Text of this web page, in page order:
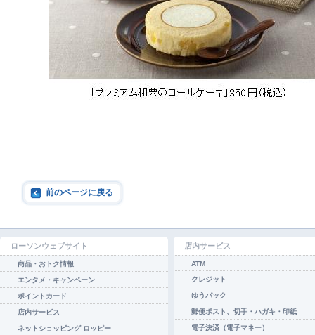
前のページに戻る
ローソンウェブサイト
商品・おトク情報
エンタメ・キャンペーン
ポイントカード
店内サービス
ネットショッピング ロッピー
店内サービス
ATM
クレジット
ゆうパック
郵便ポスト、切手・ハガキ・印紙
電子決済（電子マネー）